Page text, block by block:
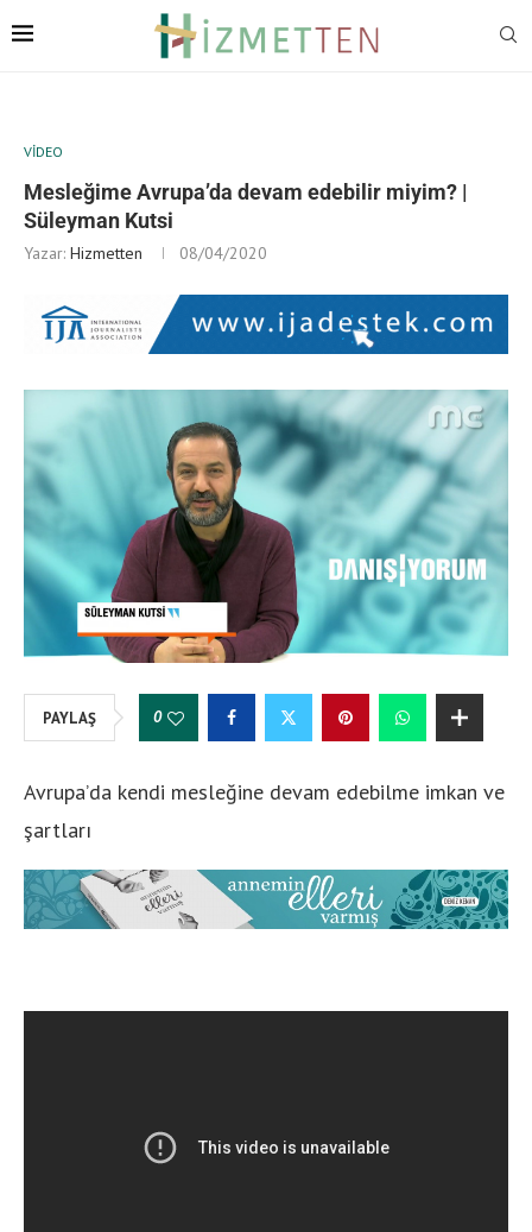
VIDEO
Mesleğime Avrupa’da devam edebilir miyim? |
Süleyman Kutsi
Yazar: Hizmetten 08/04/2020
PAYLAŞ 0
Avrupa’da kendi mesleğine devam edebilme imkan ve
şartları